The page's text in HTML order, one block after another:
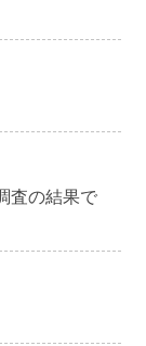
査の結果で